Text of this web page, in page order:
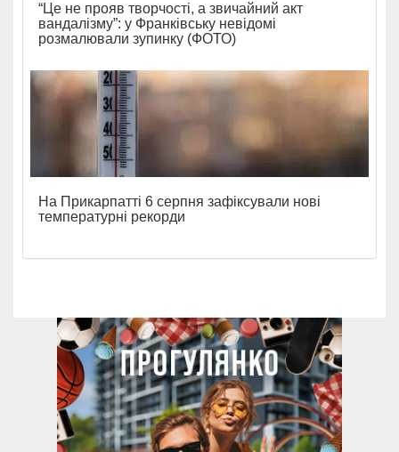
“Це не прояв творчості, а звичайний акт
вандалізму”: у Франківську невідомі
розмалювали зупинку (ФОТО)
На Прикарпатті 6 серпня зафіксували нові
температурні рекорди